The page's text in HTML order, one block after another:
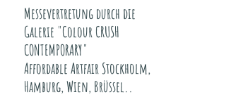
Messevertretung durch die
Galerie "Colour CRUSH
CONTEMPORARY"
Affordable Artfair Stockholm,
Hamburg, Wien, Brüssel..